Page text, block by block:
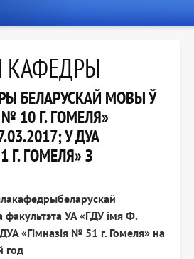
БЕЛАРУСКАЙ МОВЫ Ў
10 Г. ГОМЕЛЯ»
У ДУА
Г. ГОМЕЛЯ» З
факультэта УА «ГДУ імя Ф.
«Гімназія № 51 г. Гомеля» на
год